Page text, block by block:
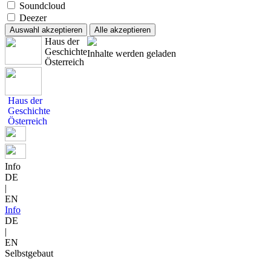
Soundcloud
Deezer
Auswahl akzeptieren Alle akzeptieren
Haus der
Geschichte
Österreich
Inhalte werden geladen
Haus der
Geschichte
Österreich
Info
DE
|
EN
Info
DE
|
EN
Selbstgebaut